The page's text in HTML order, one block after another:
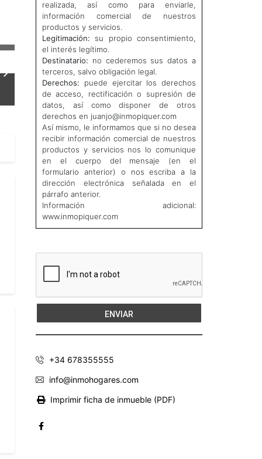
realizada, así como para enviarle,
información comercial de nuestros
productos y servicios.
Legitimación: su propio consentimiento,
el interés legítimo.
Destinatario: no cederemos sus datos a
terceros, salvo obligación legal.
Derechos: puede ejercitar los derechos
de acceso, rectificación o supresión de
datos, así como disponer de otros
derechos en juanjo@inmopiquer.com
Así mismo, le informamos que si no desea
recibir información comercial de nuestros
productos y servicios nos lo comunique
en el cuerpo del mensaje (en el
formulario anterior) o nos escriba a la
dirección electrónica señalada en el
párrafo anterior.
Información adicional:
www.inmopiquer.com
+34 678355555
info@inmohogares.com
Imprimir ficha de inmueble (PDF)